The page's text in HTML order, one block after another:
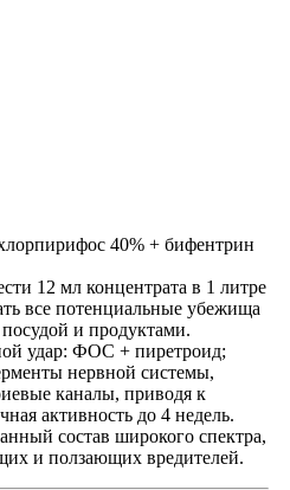
40% + бифентрин
12 мл концентрата в 1 литре
все потенциальные убежища
посудой и продуктами.
удар: ФОС + пиретроид;
нервной системы,
каналы, приводя к
активность до 4 недель.
состав широкого спектра,
и ползающих вредителей.